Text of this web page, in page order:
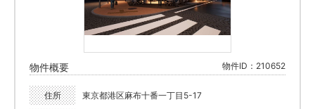
物件概要 物件ID：210652
住所 東京都港区麻布十番一丁目5-17